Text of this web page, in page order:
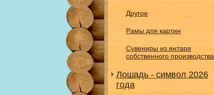
Другое
Рамы для картин
Сувениры из янтаря
собственного производства
Лошадь - символ 2026
года